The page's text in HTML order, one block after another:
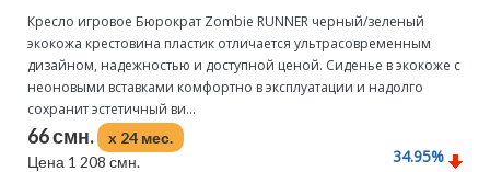
Кресло игровое Бюрократ Zombie RUNNER черный/зеленый
экокожа крестовина пластик отличается ультрасовременным
дизайном, надежностью и доступной ценой. Сиденье в экокоже с
неоновыми вставками комфортно в эксплуатации и надолго
сохранит эстетичный ви...
66 смн.
x 24 мес.
Цена 1 208 смн.
34.95%